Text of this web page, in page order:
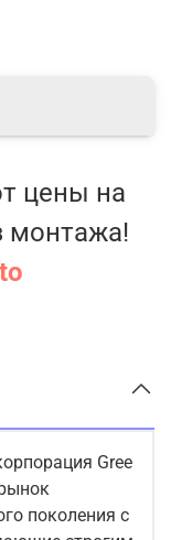
цены на
монтажа!
Gree
поколения с